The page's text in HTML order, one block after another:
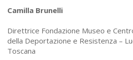
Camilla Brunelli
Direttrice Fondazione Museo e
della Deportazione e Resistenza –
Toscana